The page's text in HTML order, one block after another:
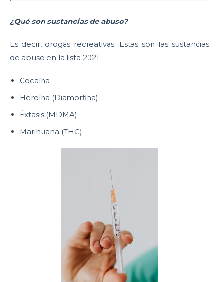
¿Qué son sustancias de abuso?
Es decir, drogas recreativas. Estas son las sustancias
de abuso en la lista 2021:
Cocaína
Heroína (Diamorfina)
Éxtasis (MDMA)
Marihuana (THC)